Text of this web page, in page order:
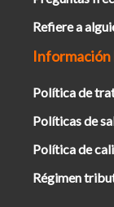
Refiere a
Información
Política de
Políticas de
Política de
Régimen